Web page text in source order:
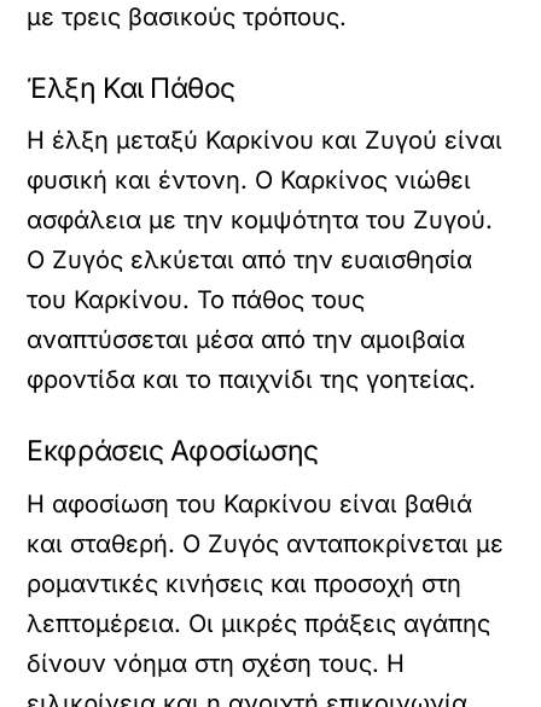
με τρεις βασικούς τρόπους.
Έλξη Και Πάθος
Η έλξη μεταξύ Καρκίνου και Ζυγού είναι
φυσική και έντονη. Ο Καρκίνος νιώθει
ασφάλεια με την κομψότητα του Ζυγού.
Ο Ζυγός ελκύεται από την ευαισθησία
του Καρκίνου. Το πάθος τους
αναπτύσσεται μέσα από την αμοιβαία
φροντίδα και το παιχνίδι της γοητείας.
Εκφράσεις Αφοσίωσης
Η αφοσίωση του Καρκίνου είναι βαθιά
και σταθερή. Ο Ζυγός ανταποκρίνεται με
ρομαντικές κινήσεις και προσοχή στη
λεπτομέρεια. Οι μικρές πράξεις αγάπης
δίνουν νόημα στη σχέση τους. Η